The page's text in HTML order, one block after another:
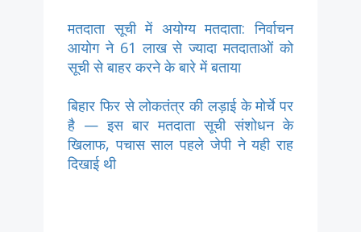
मतदाता सूची में अयोग्य मतदाता: निर्वाचन
आयोग ने 61 लाख से ज्यादा मतदाताओं को
सूची से बाहर करने के बारे में बताया
बिहार फिर से लोकतंत्र की लड़ाई के मोर्चे पर
है — इस बार मतदाता सूची संशोधन के
खिलाफ, पचास साल पहले जेपी ने यही राह
दिखाई थी